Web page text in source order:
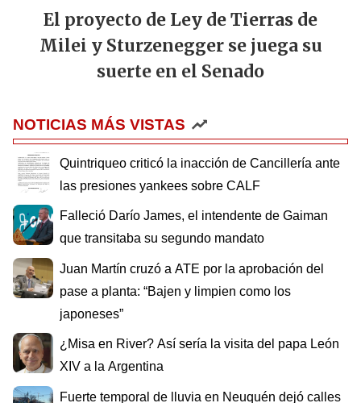
El proyecto de Ley de Tierras de
Milei y Sturzenegger se juega su
suerte en el Senado
NOTICIAS MÁS VISTAS
Quintriqueo criticó la inacción de Cancillería ante
las presiones yankees sobre CALF
Falleció Darío James, el intendente de Gaiman
que transitaba su segundo mandato
Juan Martín cruzó a ATE por la aprobación del
pase a planta: “Bajen y limpien como los
japoneses”
¿Misa en River? Así sería la visita del papa León
XIV a la Argentina
Fuerte temporal de lluvia en Neuquén dejó calles